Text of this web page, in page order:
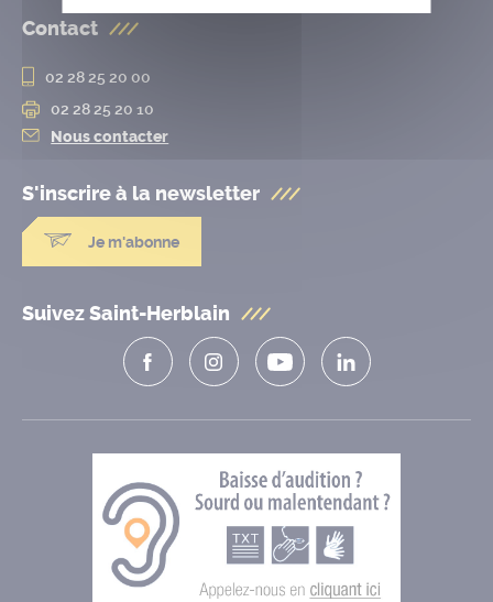
Contact
02 28 25 20 00
02 28 25 20 10
Nous contacter
S'inscrire à la newsletter
Je m'abonne
Suivez Saint-Herblain